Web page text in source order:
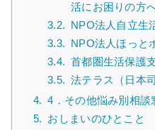
活にお困りの方へ
3.2. NPO法人自立生
3.3. NPO法人ほっと
3.4. 首都圏生活保護
3.5. 法テラス（日本
4. 4．その他悩み別相談
5. おしまいのひとこと